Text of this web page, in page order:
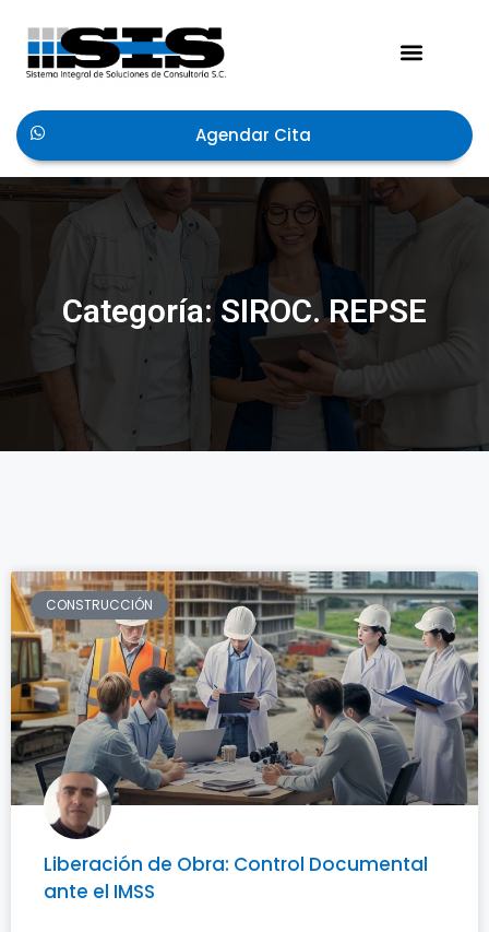
Agendar Cita
Categoría: SIROC. REPSE
CONSTRUCCIÓN
Liberación de Obra: Control Documental
ante el IMSS